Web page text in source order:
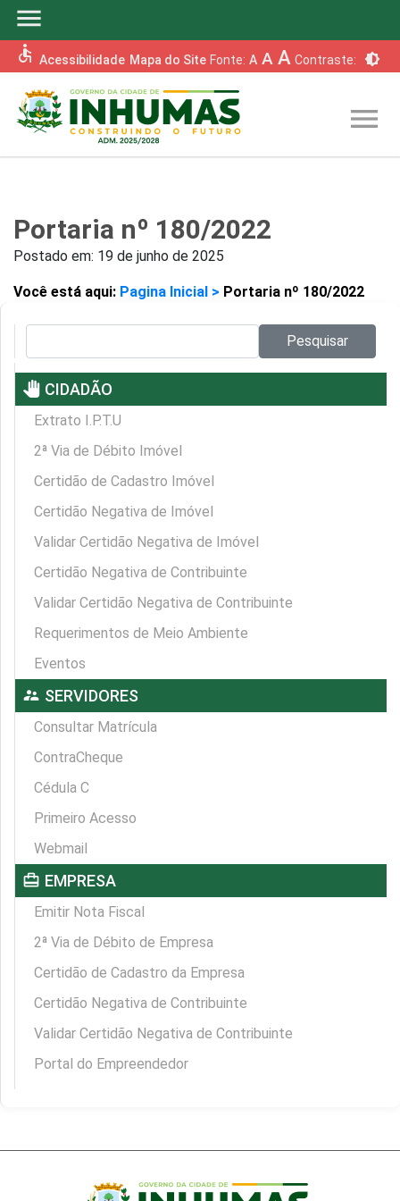
menu
accessible Acessibilidade Mapa do Site Fonte: A A A Contraste: brightness_6
menu
Portaria nº 180/2022
Postado em: 19 de junho de 2025
Você está aqui: Pagina Inicial > Portaria nº 180/2022
Pesquisar
pan_tool CIDADÃO
Extrato I.P.T.U
2ª Via de Débito Imóvel
Certidão de Cadastro Imóvel
Certidão Negativa de Imóvel
Validar Certidão Negativa de Imóvel
Certidão Negativa de Contribuinte
Validar Certidão Negativa de Contribuinte
Requerimentos de Meio Ambiente
Eventos
supervisor_account SERVIDORES
Consultar Matrícula
ContraCheque
Cédula C
Primeiro Acesso
Webmail
card_travel EMPRESA
Emitir Nota Fiscal
2ª Via de Débito de Empresa
Certidão de Cadastro da Empresa
Certidão Negativa de Contribuinte
Validar Certidão Negativa de Contribuinte
Portal do Empreendedor